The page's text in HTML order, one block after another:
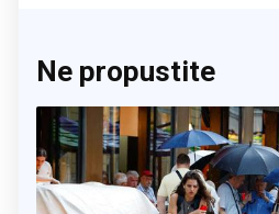
Ne propustite